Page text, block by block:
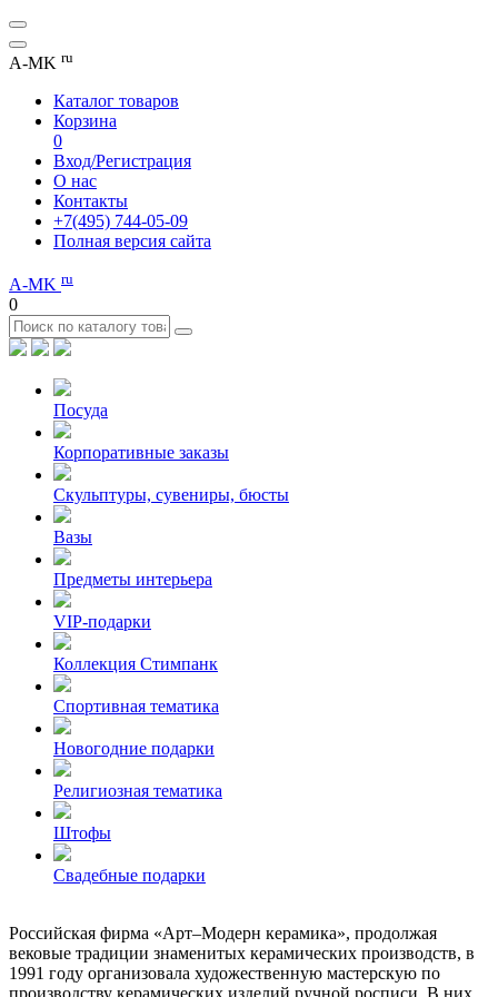
A-MK ru
Каталог товаров
Корзина
0
Вход/Регистрация
О нас
Контакты
+7(495) 744-05-09
Полная версия сайта
A-MK ru
0
Посуда
Корпоративные заказы
Скульптуры, сувениры, бюсты
Вазы
Предметы интерьера
VIP-подарки
Коллекция Стимпанк
Спортивная тематика
Новогодние подарки
Религиозная тематика
Штофы
Свадебные подарки
Российская фирма «Арт–Модерн керамика», продолжая
вековые традиции знаменитых керамических производств, в
1991 году организовала художественную мастерскую по
производству керамических изделий ручной росписи. В них